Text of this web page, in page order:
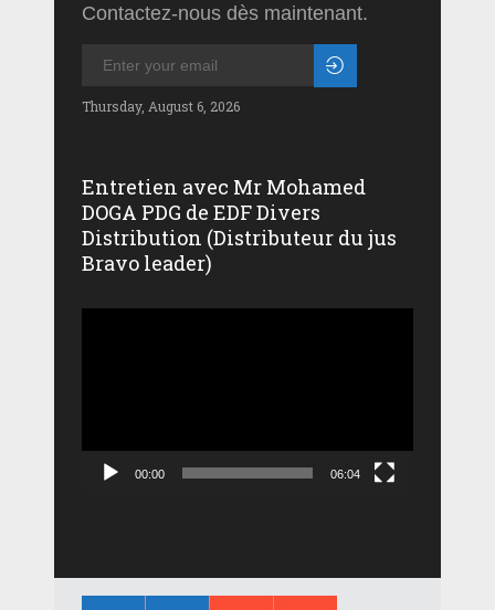
Contactez-nous dès maintenant.
Thursday, August 6, 2026
Entretien avec Mr Mohamed
DOGA PDG de EDF Divers
Distribution (Distributeur du jus
Bravo leader)
00:00 06:04